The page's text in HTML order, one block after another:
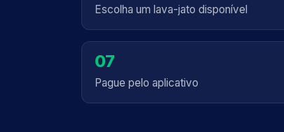
Escolha um lava-jato disponível
07
Pague pelo aplicativo